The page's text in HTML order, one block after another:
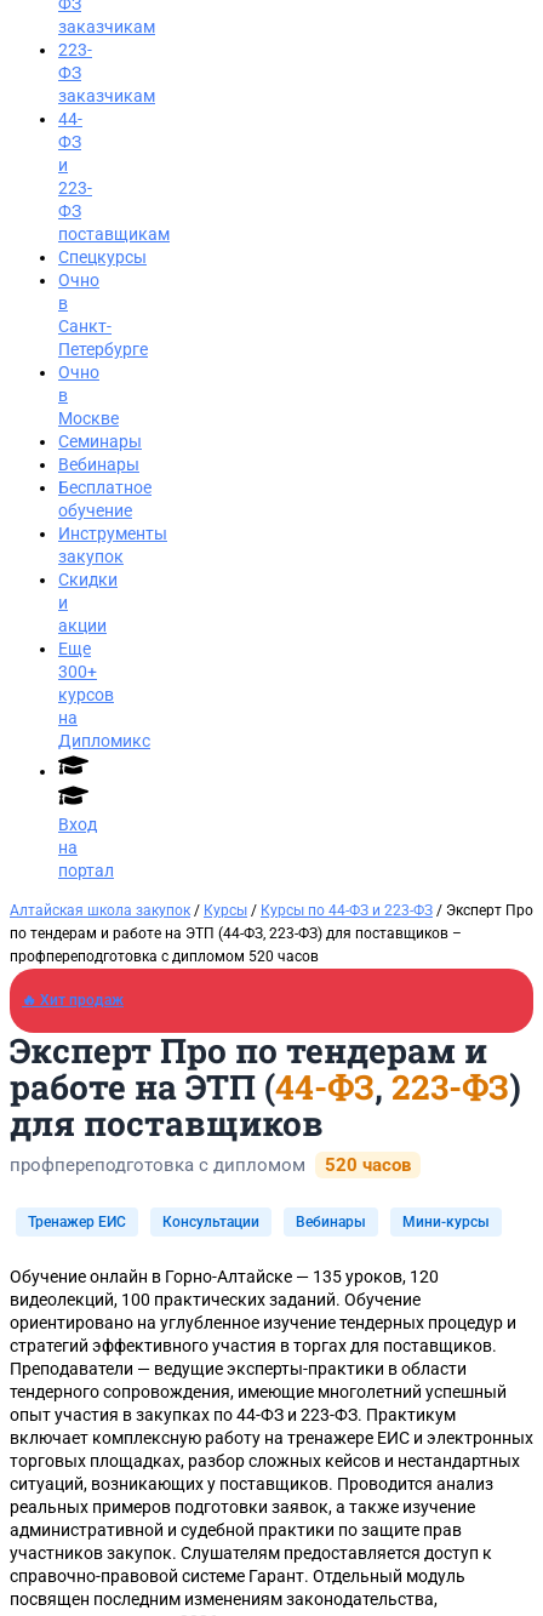
Вход на портал
8 (800) 200-24-26
Заказать звонок
заказчикам
223-
ФЗ
заказчикам
44-
ФЗ
и
223-
ФЗ
поставщикам
Спецкурсы
Очно
в
Санкт-
Петербурге
Очно
в
Москве
Семинары
Вебинары
Бесплатное
обучение
Инструменты
закупок
Скидки
и
акции
Еще
300+
курсов
на
Дипломикс
Вход
на
портал
Алтайская школа закупок / Курсы / Курсы по 44-ФЗ и 223-ФЗ / Эксперт Про
по тендерам и работе на ЭТП (44-ФЗ, 223-ФЗ) для поставщиков​ –
профпереподготовка с дипломом 520 часов
🔥 Хит продаж
Эксперт Про по тендерам и
работе на ЭТП (44-ФЗ, 223-ФЗ)
для поставщиков
профпереподготовка с дипломом 520 часов
Тренажер ЕИС Консультации Вебинары Мини-курсы
Обучение онлайн в Горно-Алтайске — 135 уроков, 120
видеолекций, 100 практических заданий. Обучение
ориентировано на углубленное изучение тендерных процедур и
стратегий эффективного участия в торгах для поставщиков.
Преподаватели — ведущие эксперты-практики в области
тендерного сопровождения, имеющие многолетний успешный
опыт участия в закупках по 44-ФЗ и 223-ФЗ. Практикум
включает комплексную работу на тренажере ЕИС и электронных
торговых площадках, разбор сложных кейсов и нестандартных
ситуаций, возникающих у поставщиков. Проводится анализ
реальных примеров подготовки заявок, а также изучение
административной и судебной практики по защите прав
участников закупок. Слушателям предоставляется доступ к
справочно-правовой системе Гарант. Отдельный модуль
посвящен последним изменениям законодательства,